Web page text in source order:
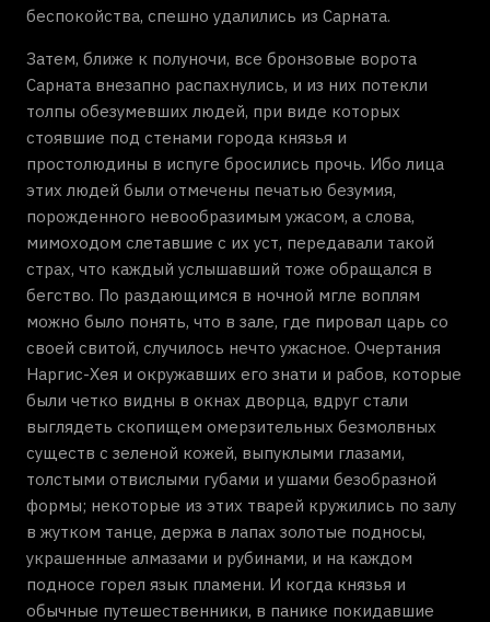
беспокойства, спешно удалились из Сарната.
Затем, ближе к полуночи, все бронзовые ворота
Сарната внезапно распахнулись, и из них потекли
толпы обезумевших людей, при виде которых
стоявшие под стенами города князья и
простолюдины в испуге бросились прочь. Ибо лица
этих людей были отмечены печатью безумия,
порожденного невообразимым ужасом, а слова,
мимоходом слетавшие с их уст, передавали такой
страх, что каждый услышавший тоже обращался в
бегство. По раздающимся в ночной мгле воплям
можно было понять, что в зале, где пировал царь со
своей свитой, случилось нечто ужасное. Очертания
Наргис-Хея и окружавших его знати и рабов, которые
были четко видны в окнах дворца, вдруг стали
выглядеть скопищем омерзительных безмолвных
существ с зеленой кожей, выпуклыми глазами,
толстыми отвислыми губами и ушами безобразной
формы; некоторые из этих тварей кружились по залу
в жутком танце, держа в лапах золотые подносы,
украшенные алмазами и рубинами, и на каждом
подносе горел язык пламени. И когда князья и
обычные путешественники, в панике покидавшие